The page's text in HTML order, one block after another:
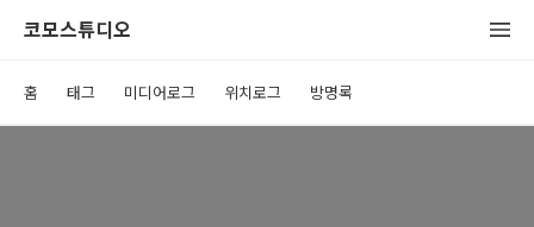
코모스튜디오
홈 태그 미디어로그 위치로그 방명록